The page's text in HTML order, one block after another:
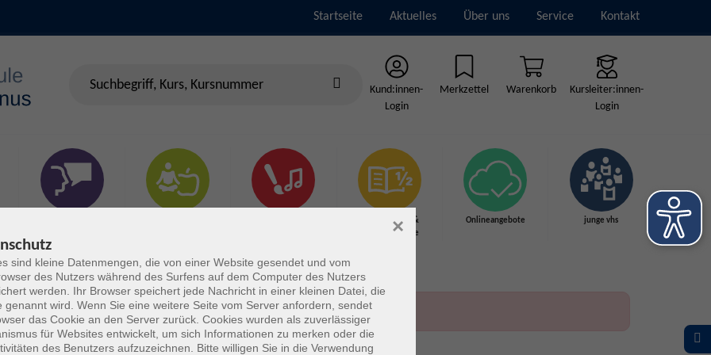
Startseite Aktuelles Über uns Service Kontakt
Kund:innen-
Login
Merkzettel Warenkorb
Kursleiter:innen-
Login
Grundbildung &
Schulabschlüsse
Onlineangebote junge vhs
sind kleine Datenmengen, die von einer Website gesendet und vom
des Nutzers während des Surfens auf dem Computer des Nutzers
werden. Ihr Browser speichert jede Nachricht in einer kleinen Datei, die
genannt wird. Wenn Sie eine weitere Seite vom Server anfordern, sendet
das Cookie an den Server zurück. Cookies wurden als zuverlässiger
für Websites entwickelt, um sich Informationen zu merken oder die
des Benutzers aufzuzeichnen. Bitte willigen Sie in die Verwendung
×